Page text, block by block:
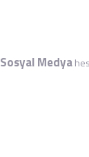
Sosyal Medya